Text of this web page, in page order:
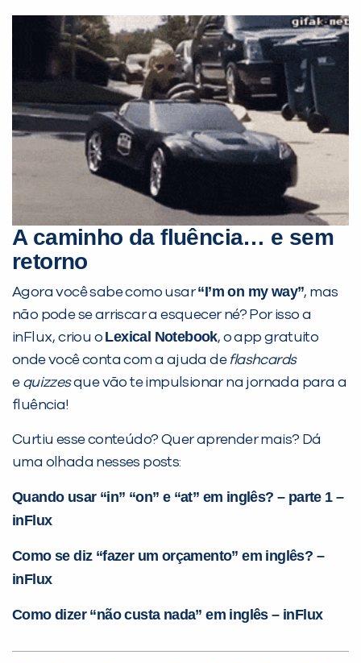
A caminho da fluência… e sem
retorno
Agora você sabe como usar“I’m on my way”, mas
não pode se arriscar a esquecer né? Por isso a
inFlux, criou o Lexical Notebook, o app gratuito
onde você conta com a ajuda de flashcards
e quizzesque vão te impulsionar na jornada para a
fluência!
Curtiu esse conteúdo? Quer aprender mais? Dá
uma olhada nesses posts:
Quando usar “in” “on” e “at” em inglês? – parte 1 –
inFlux
Como se diz “fazer um orçamento” em inglês? –
inFlux
Como dizer “não custa nada” em inglês – inFlux